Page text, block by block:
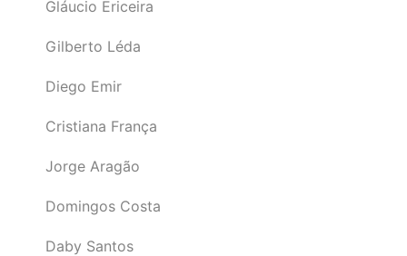
Gláucio Ericeira
Gilberto Léda
Diego Emir
Cristiana França
Jorge Aragão
Domingos Costa
Daby Santos